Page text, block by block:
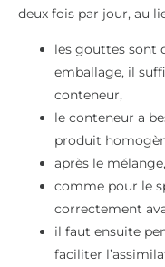
deux fois par jour, au
les gouttes sont
emballage, il
conteneur,
le conteneur a
produit
après le
comme pour le
correctement
il faut ensuite
faciliter